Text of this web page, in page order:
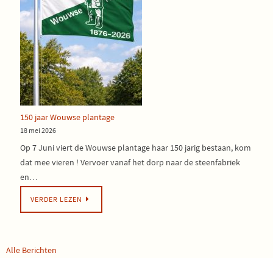
150 jaar Wouwse plantage
18 mei 2026
Op 7 Juni viert de Wouwse plantage haar 150 jarig bestaan, kom
dat mee vieren ! Vervoer vanaf het dorp naar de steenfabriek
en…
VERDER LEZEN
Alle Berichten